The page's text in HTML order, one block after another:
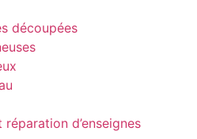
découpées
d’enseignes